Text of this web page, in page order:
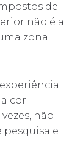
de
não é a
zona
cor
não
e